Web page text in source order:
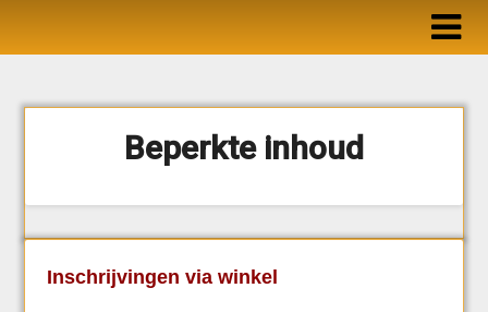
Beperkte inhoud
Inschrijvingen via winkel